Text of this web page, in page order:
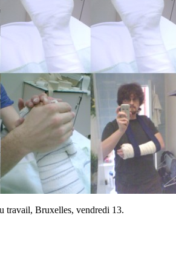
travail, Bruxelles, vendredi 13.